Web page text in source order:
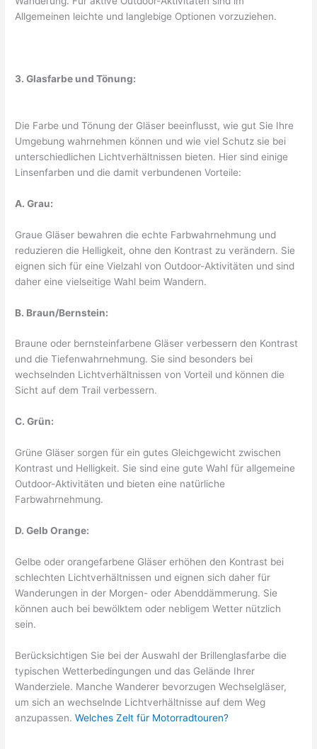
Allgemeinen leichte und langlebige Optionen vorzuziehen.
3. Glasfarbe und Tönung:
Die Farbe und Tönung der Gläser beeinflusst, wie gut Sie Ihre
Umgebung wahrnehmen können und wie viel Schutz sie bei
unterschiedlichen Lichtverhältnissen bieten. Hier sind einige
Linsenfarben und die damit verbundenen Vorteile:
A. Grau:
Graue Gläser bewahren die echte Farbwahrnehmung und
reduzieren die Helligkeit, ohne den Kontrast zu verändern. Sie
eignen sich für eine Vielzahl von Outdoor-Aktivitäten und sind
daher eine vielseitige Wahl beim Wandern.
B. Braun/Bernstein:
Braune oder bernsteinfarbene Gläser verbessern den Kontrast
und die Tiefenwahrnehmung. Sie sind besonders bei
wechselnden Lichtverhältnissen von Vorteil und können die
Sicht auf dem Trail verbessern.
C. Grün:
Grüne Gläser sorgen für ein gutes Gleichgewicht zwischen
Kontrast und Helligkeit. Sie sind eine gute Wahl für allgemeine
Outdoor-Aktivitäten und bieten eine natürliche
Farbwahrnehmung.
D. Gelb Orange:
Gelbe oder orangefarbene Gläser erhöhen den Kontrast bei
schlechten Lichtverhältnissen und eignen sich daher für
Wanderungen in der Morgen- oder Abenddämmerung. Sie
können auch bei bewölktem oder nebligem Wetter nützlich
sein.
Berücksichtigen Sie bei der Auswahl der Brillenglasfarbe die
typischen Wetterbedingungen und das Gelände Ihrer
Wanderziele. Manche Wanderer bevorzugen Wechselgläser,
um sich an wechselnde Lichtverhältnisse auf dem Weg
anzupassen.Welches Zelt für Motorradtouren?